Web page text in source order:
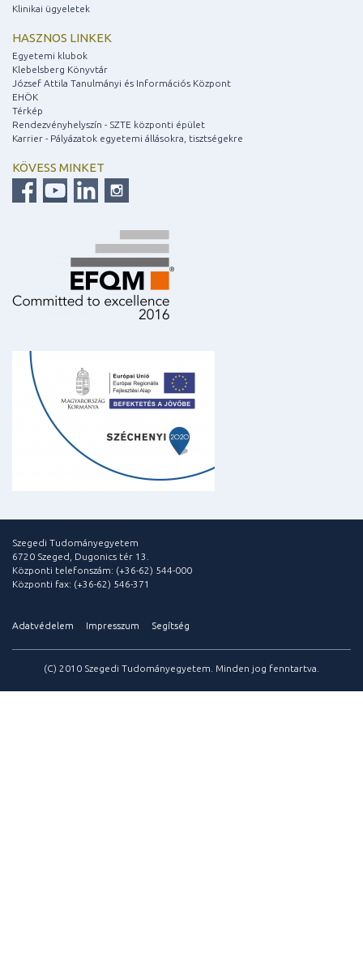
Klinikai ügyeletek
HASZNOS LINKEK
Egyetemi klubok
Klebelsberg Könyvtár
József Attila Tanulmányi és Információs Központ
EHÖK
Térkép
Rendezvényhelyszín - SZTE központi épület
Karrier - Pályázatok egyetemi állásokra, tisztségekre
KÖVESS MINKET
Szegedi Tudományegyetem
6720 Szeged, Dugonics tér 13.
Központi telefonszám: (+36-62) 544-000
Központi fax: (+36-62) 546-371
Adatvédelem Impresszum Segítség
(C) 2010 Szegedi Tudományegyetem. Minden jog fenntartva.